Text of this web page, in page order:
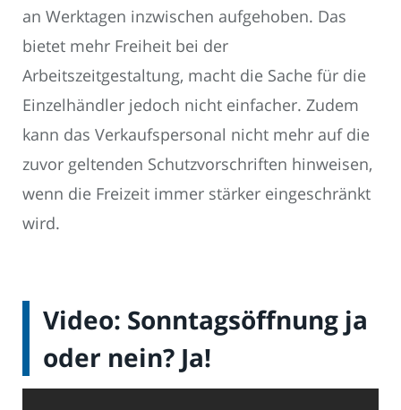
an Werktagen inzwischen aufgehoben. Das
bietet mehr Freiheit bei der
Arbeitszeitgestaltung, macht die Sache für die
Einzelhändler jedoch nicht einfacher. Zudem
kann das Verkaufspersonal nicht mehr auf die
zuvor geltenden Schutzvorschriften hinweisen,
wenn die Freizeit immer stärker eingeschränkt
wird.
Video: Sonntagsöffnung ja
oder nein? Ja!